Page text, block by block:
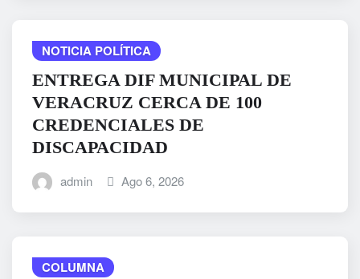
NOTICIA POLÍTICA
ENTREGA DIF MUNICIPAL DE
VERACRUZ CERCA DE 100
CREDENCIALES DE
DISCAPACIDAD
admin Ago 6, 2026
COLUMNA